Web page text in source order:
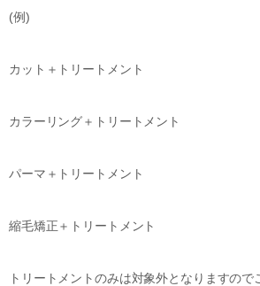
(例)
カット＋トリートメント
カラーリング＋トリートメント
パーマ＋トリートメント
縮毛矯正＋トリートメント
トリートメントのみは対象外となりますので